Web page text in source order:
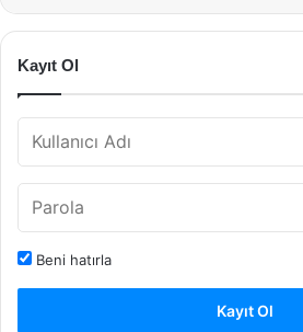
Kayıt Ol
Beni hatırla
Kayıt Ol